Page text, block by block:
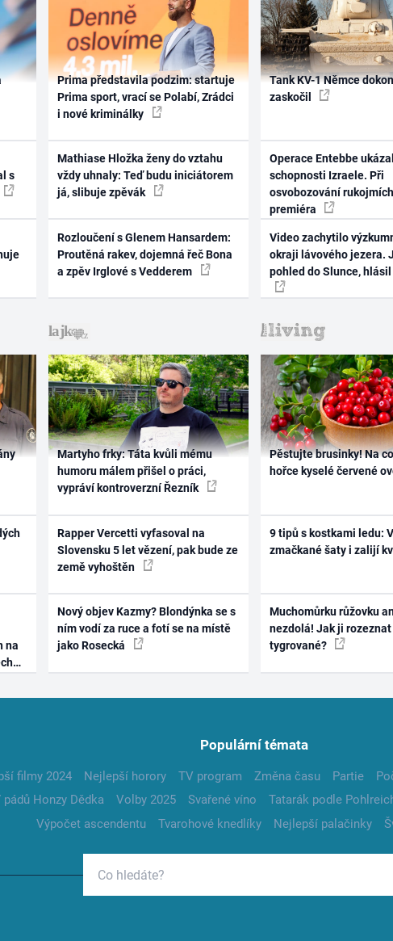
s
Prima představila podzim: startuje
Prima sport, vrací se Polabí, Zrádci
i nové kriminálky
Mathiase Hložka ženy do vztahu
vždy uhnaly: Teď budu iniciátorem
já, slibuje zpěvák
Rozloučení s Glenem Hansardem:
Proutěná rakev, dojemná řeč Bona
a zpěv Irglové s Vedderem
Tank KV-1 Němce
zaskočil
Operace Entebbe
schopnosti Izraele. Při
osvobozování
premiéra
Video zachytilo
okraji lávového jezera.
pohled do Slunce,
na
Martyho frky: Táta kvůli mému
humoru málem přišel o práci,
vypráví kontroverzní Řezník
Rapper Vercetti vyfasoval na
Slovensku 5 let vězení, pak bude ze
země vyhoštěn
Nový objev Kazmy? Blondýnka se s
ním vodí za ruce a fotí se na místě
jako Rosecká
Pěstujte brusinky! Na
hořce kyselé červené
9 tipů s kostkami ledu:
zmačkané šaty i zalijí
Muchomůrku růžovku
nezdolá! Jak ji rozeznat
tygrované?
Populární témata
filmy 2024 Nejlepší horory TV program Změna času Partie
pádů Honzy Dědka Volby 2025 Svařené víno Tatarák podle
Výpočet ascendentu
Tvarohové knedlíky Nejlepší palačinky